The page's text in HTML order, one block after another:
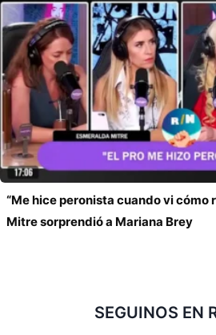
“Me hice peronista cuando vi cómo
Mitre sorprendió a Mariana Brey
SEGUINOS EN